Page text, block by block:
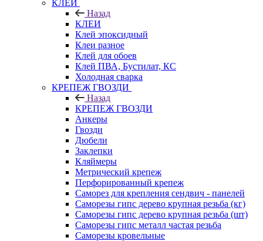
КЛЕИ
Назад
КЛЕИ
Клей эпоксидный
Клеи разное
Клей для обоев
Клей ПВА, Бустилат, КС
Холодная сварка
КРЕПЕЖ ГВОЗДИ
Назад
КРЕПЕЖ ГВОЗДИ
Анкеры
Гвозди
Дюбели
Заклепки
Кляймеры
Метрический крепеж
Перфорированный крепеж
Саморез для крепления сендвич - панелей
Саморезы гипс дерево крупная резьба (кг)
Саморезы гипс дерево крупная резьба (шт)
Саморезы гипс металл частая резьба
Саморезы кровельные